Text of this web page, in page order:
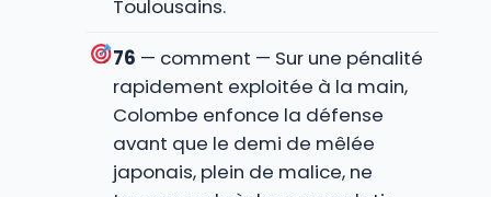
Toulousains.
76 — comment — Sur une pénalité
rapidement exploitée à la main,
Colombe enfonce la défense
avant que le demi de mêlée
japonais, plein de malice, ne